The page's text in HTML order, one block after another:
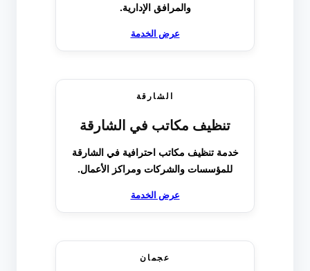
والمرافق الإدارية.
عرض الخدمة
الشارقة
تنظيف مكاتب في الشارقة
خدمة تنظيف مكاتب احترافية في الشارقة
للمؤسسات والشركات ومراكز الأعمال.
عرض الخدمة
عجمان